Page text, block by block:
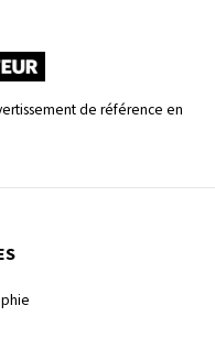
de référence en